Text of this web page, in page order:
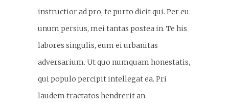
instructior ad pro, te purto dicit qui. Per eu
unum persius, mei tantas postea in. Te his
labores singulis, eum ei urbanitas
adversarium. Ut quo numquam honestatis,
qui populo percipit intellegat ea. Pri
laudem tractatos hendrerit an.